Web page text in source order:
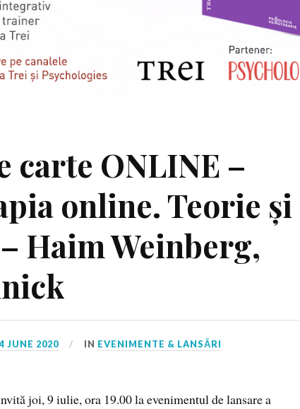
carte ONLINE –
online. Teorie și
Haim Weinberg,
JUNE 2020 IN EVENIMENTE & LANSĂRI
joi, 9 iulie, ora 19.00 la evenimentul de lansare a